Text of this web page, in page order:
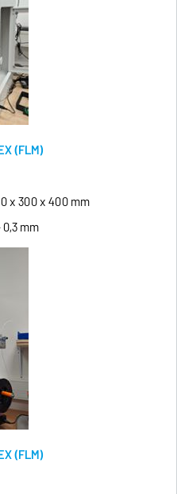
(FLM)
x 300 x 400 mm
mm
(FLM)